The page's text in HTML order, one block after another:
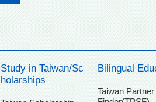
Study in Taiwan/Sc
holarships
Bilingual
Taiwan